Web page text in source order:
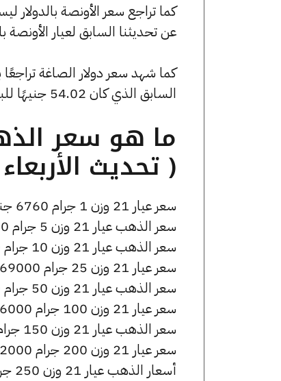
عن تحديثنا السابق لعيار الأونصة
السابق الذي كان 54.02 جنيهًا للبيع و0 جنيهًا للشراء.
( تحديث الأربعاء 20 مايو الساعة 12:55 مساءً )
سعر عيار 21 وزن 1 جرام 6760 جنيه للشراء، وللبيع 6820 جنيه.
سعر الذهب عيار 21 وزن 5 جرام 33800 جنيه للشراء، وللبيع 34100 جنيه.
سعر الذهب عيار 21 وزن 10 جرام 67600 جنيه للشراء، وللبيع 68200 جنيه.
سعر عيار 21 وزن 25 جرام 169000 جنيه للشراء، وللبيع 170500 جنيه.
سعر الذهب عيار 21 وزن 50 جرام 338000 جنيه للشراء، وللبيع 341000 جنيه.
سعر عيار 21 وزن 100 جرام 676000 جنيه للشراء، وللبيع 682000 جنيه.
سعر الذهب عيار 21 وزن 150 جرام 1014000 جنيه للشراء، وللبيع 1023000 جنيه.
سعر عيار 21 وزن 200 جرام 1352000 جنيه للشراء، وللبيع 1364000 جنيه.
أسعار الذهب عيار 21 وزن 250 جرام 1690000 جنيه للشراء، وللبيع 1705000 جنيه.